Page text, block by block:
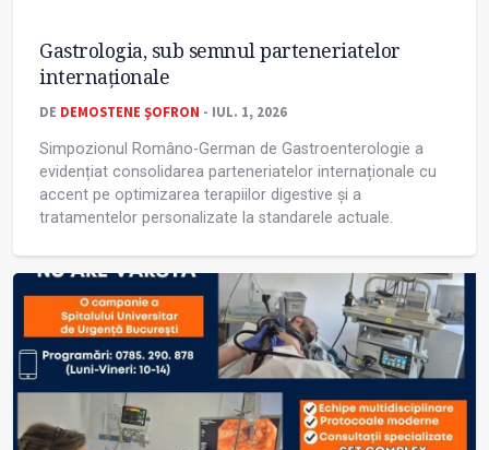
Gastrologia, sub semnul parteneriatelor
internaționale
DE DEMOSTENE ŞOFRON - IUL. 1, 2026
Simpozionul Româno-German de Gastroenterologie a
evidențiat consolidarea parteneriatelor internaționale cu
accent pe optimizarea terapiilor digestive și a
tratamentelor personalizate la standarele actuale.